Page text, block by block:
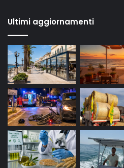
Ultimi aggiornamenti